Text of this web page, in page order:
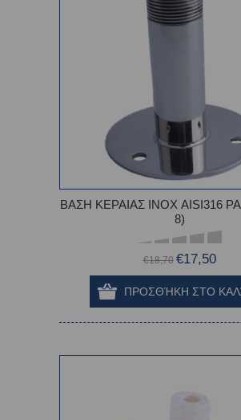
ΒΑΣΗ ΚΕΡΑΙΑΣ ΙΝΟΧ AISI316 PA
8)
€18,70 €17,50